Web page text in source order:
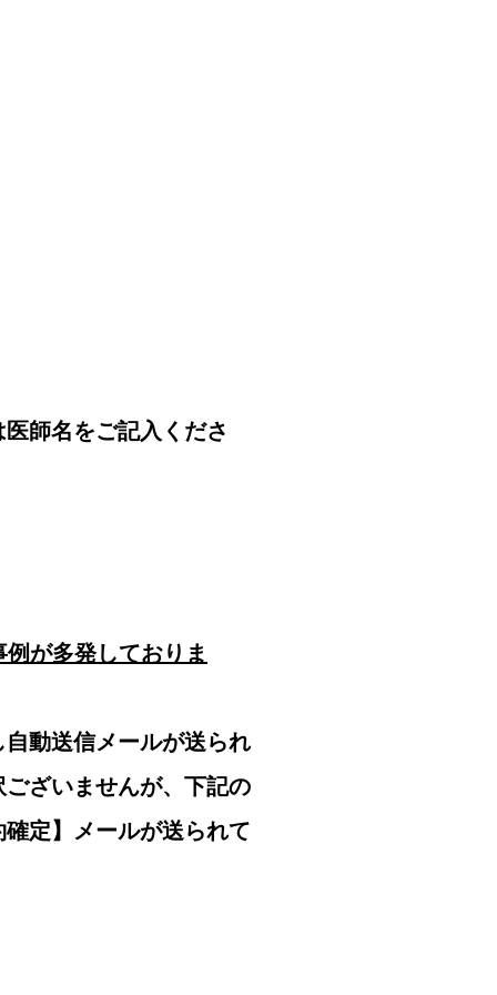
師名をご記入くださ
が多発しておりま
動送信メールが送られ
ざいませんが、下記の
定】メールが送られて